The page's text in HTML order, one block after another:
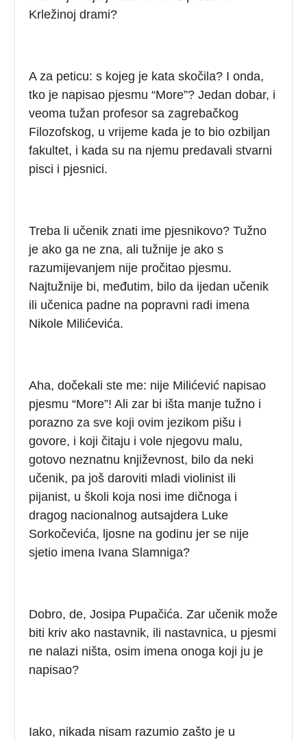
Krležinoj drami?
A za peticu: s kojeg je kata skočila? I onda,
tko je napisao pjesmu “More”? Jedan dobar, i
veoma tužan profesor sa zagrebačkog
Filozofskog, u vrijeme kada je to bio ozbiljan
fakultet, i kada su na njemu predavali stvarni
pisci i pjesnici.
Treba li učenik znati ime pjesnikovo? Tužno
je ako ga ne zna, ali tužnije je ako s
razumijevanjem nije pročitao pjesmu.
Najtužnije bi, međutim, bilo da ijedan učenik
ili učenica padne na popravni radi imena
Nikole Milićevića.
Aha, dočekali ste me: nije Milićević napisao
pjesmu “More”! Ali zar bi išta manje tužno i
porazno za sve koji ovim jezikom pišu i
govore, i koji čitaju i vole njegovu malu,
gotovo neznatnu književnost, bilo da neki
učenik, pa još daroviti mladi violinist ili
pijanist, u školi koja nosi ime dičnoga i
dragog nacionalnog autsajdera Luke
Sorkočevića, ljosne na godinu jer se nije
sjetio imena Ivana Slamniga?
Dobro, de, Josipa Pupačića. Zar učenik može
biti kriv ako nastavnik, ili nastavnica, u pjesmi
ne nalazi ništa, osim imena onoga koji ju je
napisao?
Iako, nikada nisam razumio zašto je u